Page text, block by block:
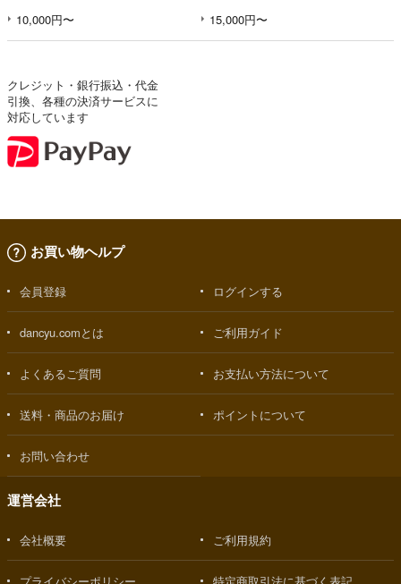
10,000円〜 15,000円〜
クレジット・銀行振込・代金
引換、各種の決済サービスに
対応しています
お買い物ヘルプ
会員登録 ログインする
dancyu.comとは ご利用ガイド
よくあるご質問 お支払い方法について
送料・商品のお届け ポイントについて
お問い合わせ
運営会社
会社概要 ご利用規約